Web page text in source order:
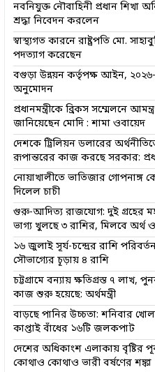
নবনিযুক্ত নৌবাহিনী প্রধান শিখা
শ্রদ্ধা নিবেদন করলেন
স্বাস্থ্যগত কারনে রাষ্ট্রপতি মো.
পদত্যাগ করেছেন
বগুড়া উন্নয়ন কর্তৃপক্ষ আইন,
অনুমোদন
প্রধানমন্ত্রীকে ব্রিকস সম্মেলনে
জানিয়েছেন মোদি : শামা ওবায়েদ
দেশকে ট্রিলিয়ন ডলারের
রূপান্তরের কাজ করছে সরকার:
নোয়াখালীতে ভাতিজার গোপনাঙ্গ
দিলেল চাচী
গুরু-আদিত্য রাজযোগ: দুই গ্রহের
ভাগ্য খুলছে ৩ রাশির, মিলবে অর্থ
১৬ জুলাই সূর্য-চন্দ্রের রাশি
সৌভাগ্যের চূড়ায় ৪ রাশি
চট্টগ্রামে বন্যায় ক্ষতিগ্রস্ত ৭ লাখ,
কাজ শুরু হয়েছে: অর্থমন্ত্রী
বাড়ছে পানির উচ্চতা: শনিবার
কাপ্তাই বাঁধের ১৬টি জলকপাট
দেশের অধিকাংশ এলাকায় বৃষ্টির
কোথাও কোথাও ভারী বর্ষণের শঙ্কা